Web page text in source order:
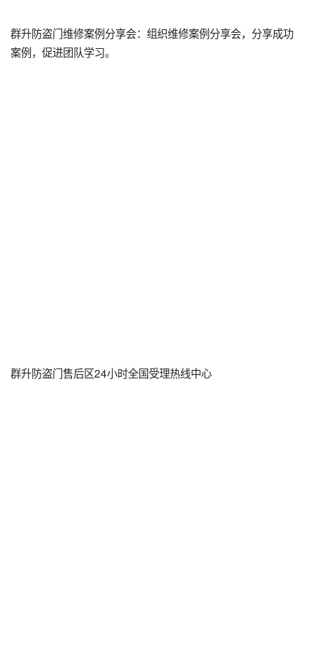
群升防盗门维修案例分享会：组织维修案例分享会，分享成功
案例，促进团队学习。
群升防盗门售后区24小时全国受理热线中心